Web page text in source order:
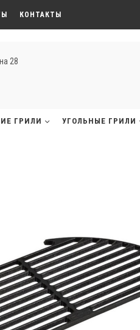
КОНТАКТЫ
28
ГРИЛИ УГОЛЬНЫЕ ГРИЛИ